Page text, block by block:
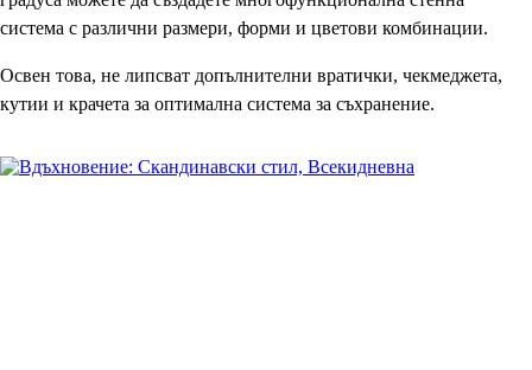
система с различни размери, форми и цветови комбинации.
Освен това, не липсват допълнителни вратички, чекмеджета,
кутии и крачета за оптимална система за съхранение.